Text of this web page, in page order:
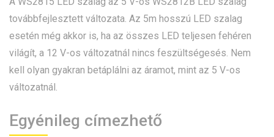
továbbfejlesztett változata. Az 5m hosszú LED szalag
esetén még akkor is, ha az összes LED teljesen fehéren
világít, a 12 V-os változatnál nincs feszültségesés. Nem
kell olyan gyakran betáplálni az áramot, mint az 5 V-os
változatnál.
Egyénileg címezhető